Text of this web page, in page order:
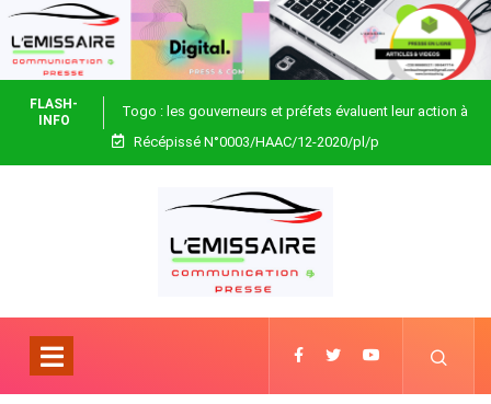
FLASH-
INFO
Togo : les gouverneurs et préfets évaluent leur action à
Blitta
Récépissé N°0003/HAAC/12-2020/pl/p